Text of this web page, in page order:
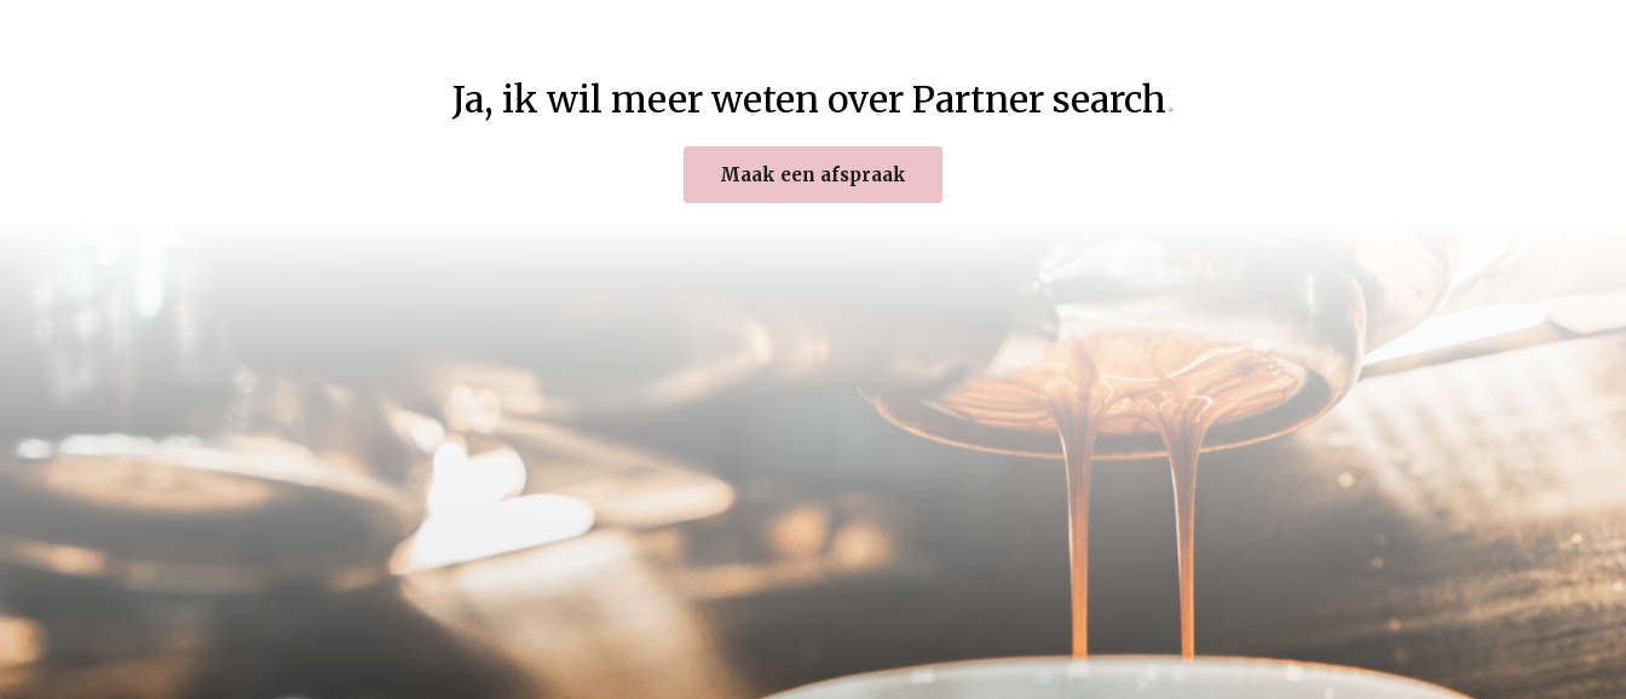
Ja, ik wil meer weten over Partner search.
Maak een afspraak